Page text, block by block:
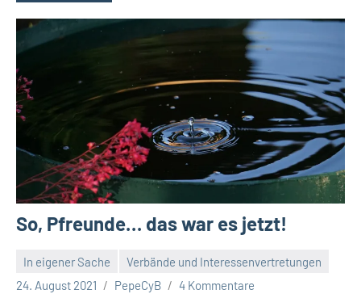
So, Pfreunde… das war es jetzt!
In eigener Sache
Verbände und Interessenvertretungen
24. August 2021
PepeCyB 4 Kommentare